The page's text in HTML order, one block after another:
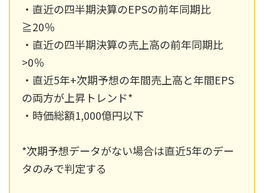
・直近の四半期決算のEPSの前年同期比
≧20％
・直近の四半期決算の売上高の前年同期比
>0％
・直近5年+次期予想の年間売上高と年間EPS
の両方が上昇トレンド*
・時価総額1,000億円以下
*次期予想データがない場合は直近5年のデー
タのみで判定する